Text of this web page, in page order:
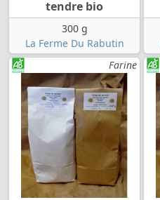
tendre bio
300 g
La Ferme Du Rabutin
Farine